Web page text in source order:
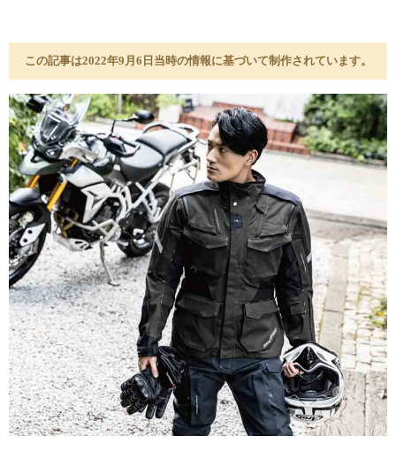
この記事は2022年9月6日当時の情報に基づいて制作されています。